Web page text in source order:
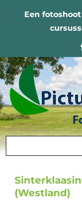
Een
Fotografie Leercentrum
(Westland)